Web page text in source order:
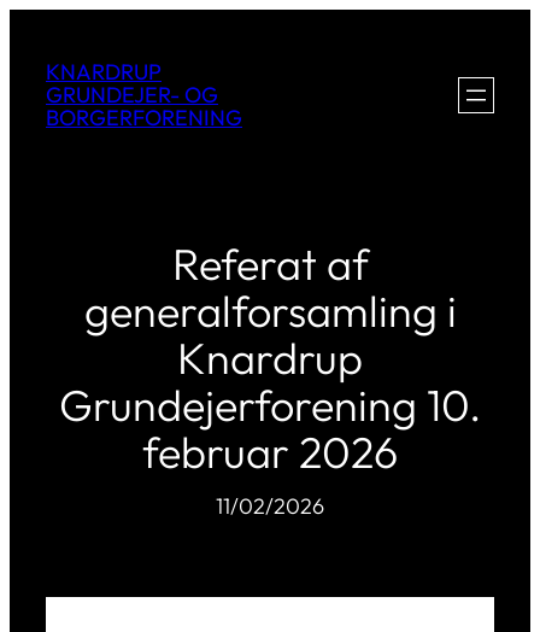
KNARDRUP
GRUNDEJER- OG
BORGERFORENING
Referat af
generalforsamling i
Knardrup
Grundejerforening 10.
februar 2026
11/02/2026